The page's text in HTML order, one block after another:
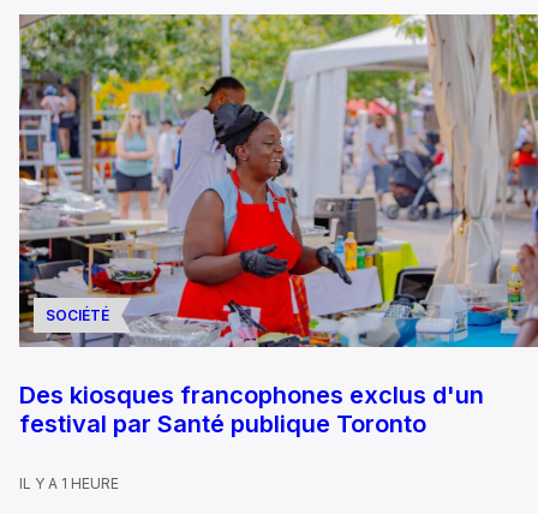
SOCIÉTÉ
Des kiosques francophones exclus d'un
festival par Santé publique Toronto
IL Y A 1 HEURE